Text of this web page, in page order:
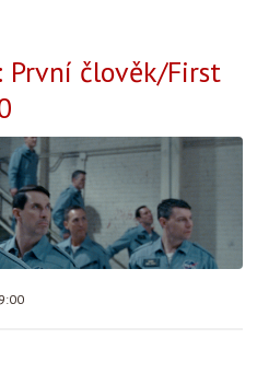
člověk/First